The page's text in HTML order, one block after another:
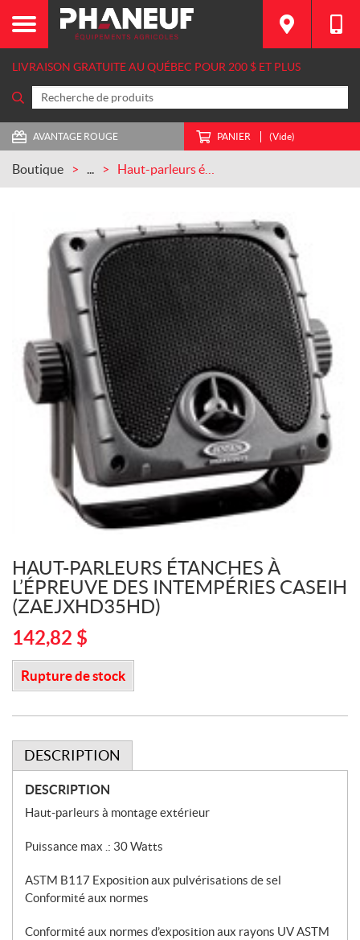
LIVRAISON GRATUITE AU QUÉBEC POUR 200 $ ET PLUS
AVANTAGE ROUGE PANIER (Vide)
Boutique ...
HAUT-PARLEURS ÉTANCHES À
L’ÉPREUVE DES INTEMPÉRIES CASEIH
(ZAEJXHD35HD)
142,82 $
Rupture de stock
DESCRIPTION
DESCRIPTION
Haut-parleurs à montage extérieur
Puissance max .: 30 Watts
ASTM B117 Exposition aux pulvérisations de sel
Conformité aux normes
Conformité aux normes d’exposition aux rayons UV ASTM